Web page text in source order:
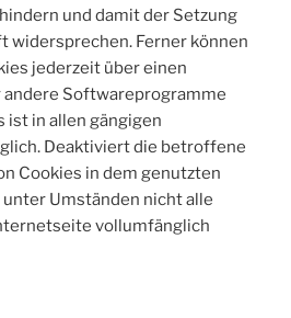
und damit der Setzung
widersprechen. Ferner können
jederzeit über einen
Softwareprogramme
ist in allen gängigen
Deaktiviert die betroffene
Cookies in dem genutzten
Umständen nicht alle
vollumfänglich